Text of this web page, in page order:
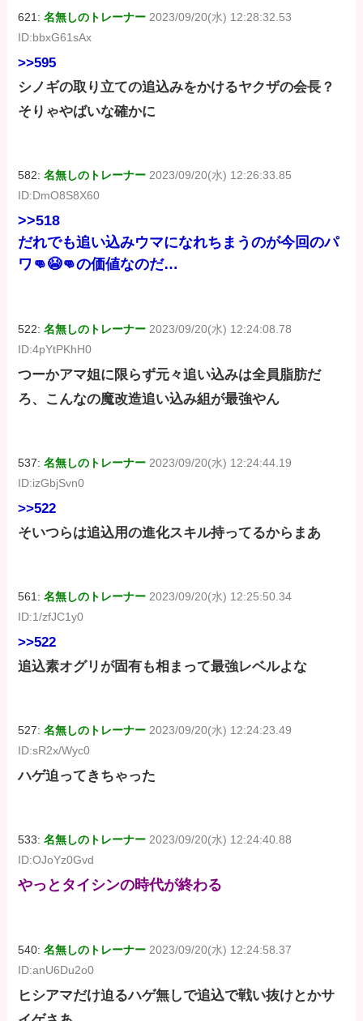
621:名無しのトレーナー 2023/09/20(水) 12:28:32.53
ID:bbxG61sAx
>>595
シノギの取り立ての追込みをかけるヤクザの会長？
そりゃやばいな確かに
582:名無しのトレーナー 2023/09/20(水) 12:26:33.85
ID:DmO8S8X60
>>518
だれでも追い込みウマになれちまうのが今回のパ
ワ👊😭👊の価値なのだ…
522:名無しのトレーナー 2023/09/20(水) 12:24:08.78
ID:4pYtPKhH0
つーかアマ姐に限らず元々追い込みは全員脂肪だ
ろ、こんなの魔改造追い込み組が最強やん
537:名無しのトレーナー 2023/09/20(水) 12:24:44.19
ID:izGbjSvn0
>>522
そいつらは追込用の進化スキル持ってるからまあ
561:名無しのトレーナー 2023/09/20(水) 12:25:50.34
ID:1/zfJC1y0
>>522
追込素オグリが固有も相まって最強レベルよな
527:名無しのトレーナー 2023/09/20(水) 12:24:23.49
ID:sR2x/Wyc0
ハゲ迫ってきちゃった
533:名無しのトレーナー 2023/09/20(水) 12:24:40.88
ID:OJoYz0Gvd
やっとタイシンの時代が終わる
540:名無しのトレーナー 2023/09/20(水) 12:24:58.37
ID:anU6Du2o0
ヒシアマだけ迫るハゲ無しで追込で戦い抜けとかサ